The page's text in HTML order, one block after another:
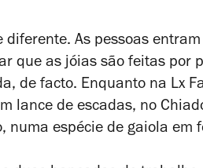
As pessoas
que as jóias são feitas por
de facto. Enquanto na Lx
lance de escadas, no
numa espécie de gaiola em